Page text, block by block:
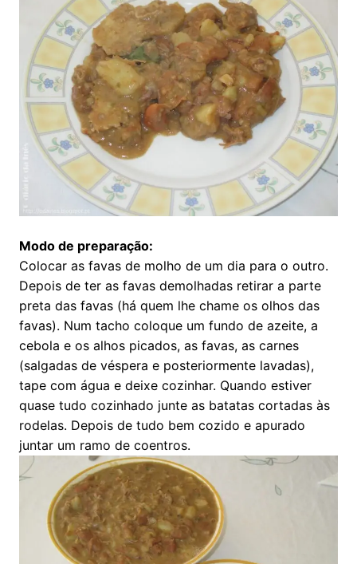
Modo de preparação:
Colocar as favas de molho de um dia para o outro.
Depois de ter as favas demolhadas retirar a parte
preta das favas (há quem lhe chame os olhos das
favas). Num tacho coloque um fundo de azeite, a
cebola e os alhos picados, as favas, as carnes
(salgadas de véspera e posteriormente lavadas),
tape com água e deixe cozinhar. Quando estiver
quase tudo cozinhado junte as batatas cortadas às
rodelas. Depois de tudo bem cozido e apurado
juntar um ramo de coentros.